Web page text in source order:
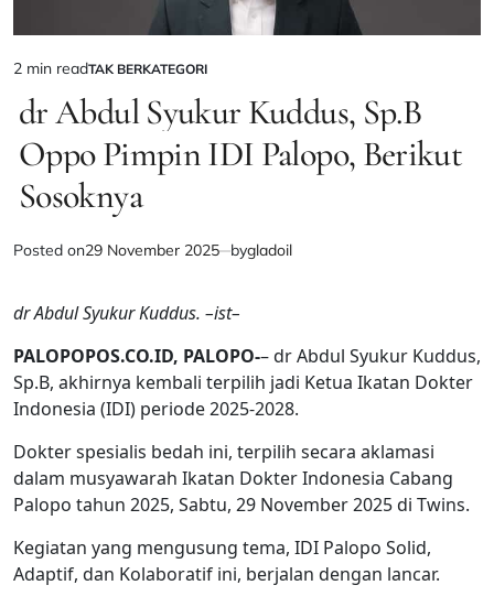
Estimated
read
time
2 min readPOSTED
TAK BERKATEGORI
dr Abdul Syukur Kuddus, Sp.B
Oppo Pimpin IDI Palopo, Berikut
Sosoknya
Posted on29 November 2025 bygladoil
dr Abdul Syukur Kuddus. –ist–
PALOPOPOS.CO.ID, PALOPO-– dr Abdul Syukur Kuddus,
Sp.B, akhirnya kembali terpilih jadi Ketua Ikatan Dokter
Indonesia (IDI) periode 2025-2028.
Dokter spesialis bedah ini, terpilih secara aklamasi
dalam musyawarah Ikatan Dokter Indonesia Cabang
Palopo tahun 2025, Sabtu, 29 November 2025 di Twins.
Kegiatan yang mengusung tema, IDI Palopo Solid,
Adaptif, dan Kolaboratif ini, berjalan dengan lancar.